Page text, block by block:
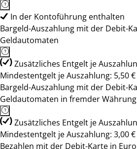
In der Kontoführung enthalten
Bargeld-Auszahlung mit der Debit-
Geldautomaten
Zusätzliches Entgelt je
Mindestentgelt je Auszahlung: 5,50 €
Bargeld-Auszahlung mit der Debit-
Geldautomaten in fremder Währung
Zusätzliches Entgelt je
Mindestentgelt je Auszahlung: 3,00 €
Bezahlen mit der Debit-Karte in Euro